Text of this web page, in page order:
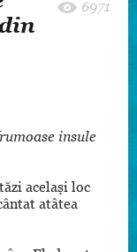
6971
insule
același loc
atâtea